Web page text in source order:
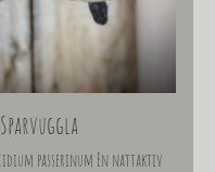
Sparvuggla
passerinum En nattaktiv